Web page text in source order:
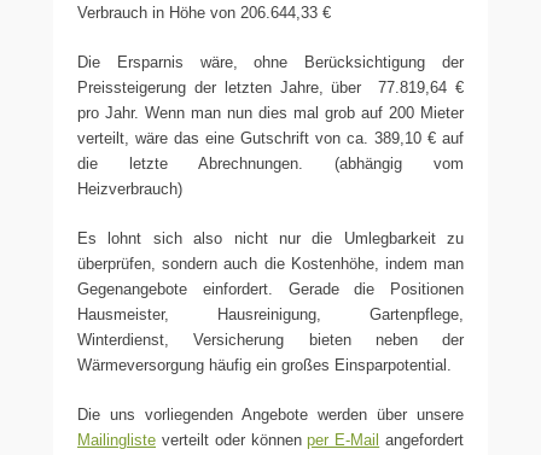
Verbrauch in Höhe von 206.644,33 €
Die Ersparnis wäre, ohne Berücksichtigung der
Preissteigerung der letzten Jahre, über 77.819,64 €
pro Jahr. Wenn man nun dies mal grob auf 200 Mieter
verteilt, wäre das eine Gutschrift von ca. 389,10 € auf
die letzte Abrechnungen. (abhängig vom
Heizverbrauch)
Es lohnt sich also nicht nur die Umlegbarkeit zu
überprüfen, sondern auch die Kostenhöhe, indem man
Gegenangebote einfordert. Gerade die Positionen
Hausmeister, Hausreinigung, Gartenpflege,
Winterdienst, Versicherung bieten neben der
Wärmeversorgung häufig ein großes Einsparpotential.
Die uns vorliegenden Angebote werden über unsere
Mailingliste verteilt oder könnenper E-Mail angefordert